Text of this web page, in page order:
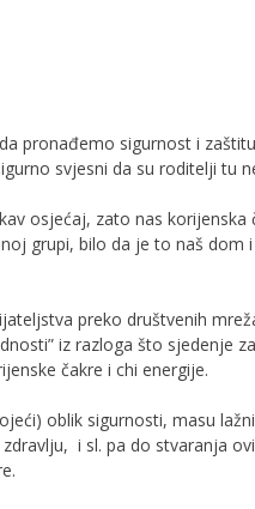
pronađemo sigurnost i
svjesni da su roditelji tu
osjećaj, zato nas korijenska
grupi, bilo da je to naš dom
preko društvenih
iz razloga što sjedenje
čakre i chi energije.
oblik sigurnosti, masu
i sl. pa do stvaranja